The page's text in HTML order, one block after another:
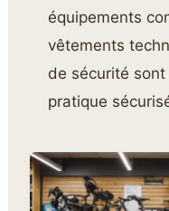
équipements
vêtements
de sécurité
pratique